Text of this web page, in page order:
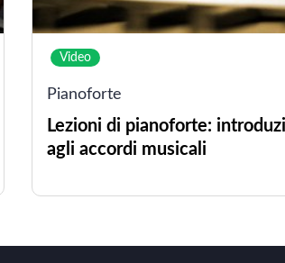
Video
Pianoforte
Lezioni di pianoforte:
agli accordi musicali